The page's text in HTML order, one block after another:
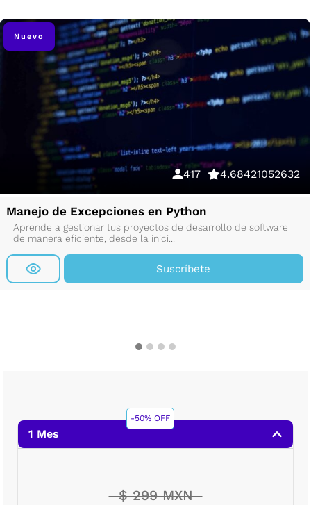
Nuevo
417 4.68421052632
Manejo de Excepciones en Python
Aprende a gestionar tus proyectos de desarrollo de software
de manera eficiente, desde la inici...
Suscríbete
-50% OFF
1 Mes
$ 299 MXN